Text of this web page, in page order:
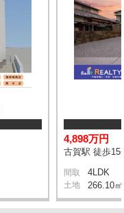
4,898万円
古賀駅 徒歩15
間取 4LDK
土地 266.10㎡